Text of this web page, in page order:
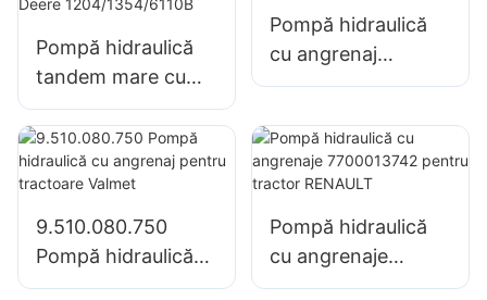
Pompă hidraulică
tandem mare cu
pompă cu
angrenaje SJ21032
pentru tractor
John Deere
1204/1354/6110B
Pompă hidraulică
cu angrenaj
RE73947 RE72058
John Deere
9.510.080.750
Pompă hidraulică
cu angrenaj pentru
Pompă hidraulică
cu angrenaje
7700013742 pentru